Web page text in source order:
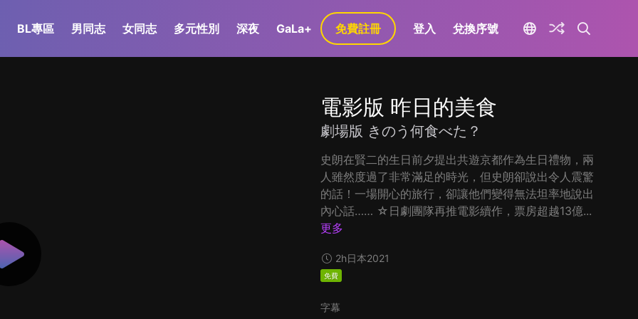
BL專區 男同志 女同志 多元性別 深夜 GaLa+ 免費註冊 登入 兌換序號
電影版 昨日的美食
劇場版 きのう何食べた？
史朗在賢二的生日前夕提出共遊京都作為生日禮物，兩
人雖然度過了非常滿足的時光，但史朗卻說出令人震驚
的話！一場開心的旅行，卻讓他們變得無法坦率地說出
內心話…… ☆日劇團隊再推電影續作，票房超越13億...
更多
2h日本2021
免費
字幕